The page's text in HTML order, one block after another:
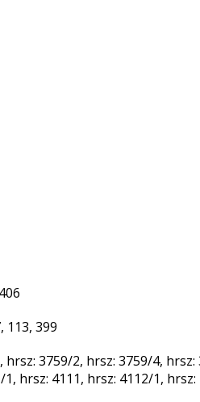
113, 399
3759/2, hrsz: 3759/4,
hrsz: 4111, hrsz: 4112/1,